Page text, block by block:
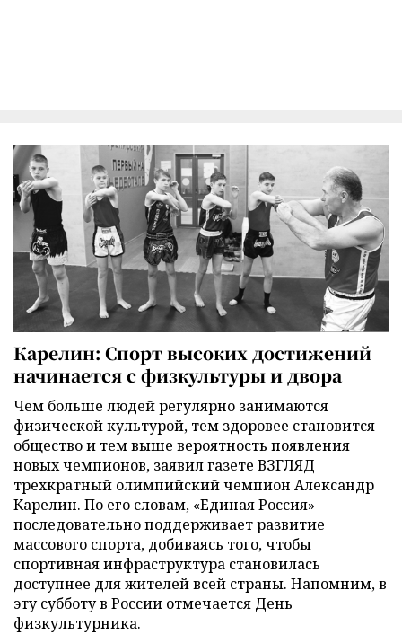
Карелин: Спорт высоких достижений
начинается с физкультуры и двора
Чем больше людей регулярно занимаются
физической культурой, тем здоровее становится
общество и тем выше вероятность появления
новых чемпионов, заявил газете ВЗГЛЯД
трехкратный олимпийский чемпион Александр
Карелин. По его словам, «Единая Россия»
последовательно поддерживает развитие
массового спорта, добиваясь того, чтобы
спортивная инфраструктура становилась
доступнее для жителей всей страны. Напомним, в
эту субботу в России отмечается День
физкультурника.